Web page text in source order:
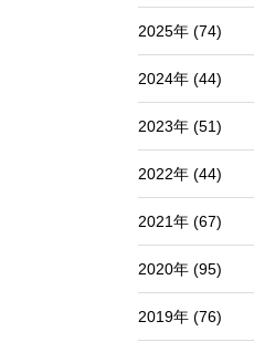
2025年 (74)
2024年 (44)
2023年 (51)
2022年 (44)
2021年 (67)
2020年 (95)
2019年 (76)